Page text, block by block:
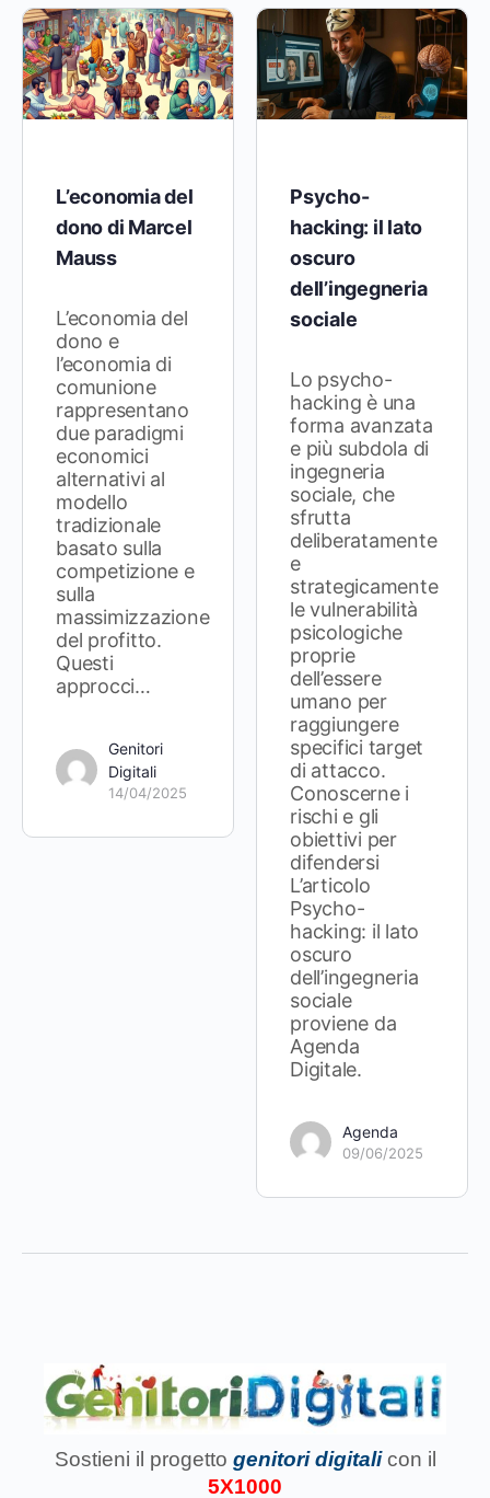
L’economia del
dono di Marcel
Mauss
L’economia del
dono e
l’economia di
comunione
rappresentano
due paradigmi
economici
alternativi al
modello
tradizionale
basato sulla
competizione e
sulla
massimizzazione
del profitto.
Questi
approcci…
Genitori
Digitali
14/04/2025
Psycho-
hacking: il lato
oscuro
dell’ingegneria
sociale
Lo psycho-
hacking è una
forma avanzata
e più subdola di
ingegneria
sociale, che
sfrutta
deliberatamente
e
strategicamente
le vulnerabilità
psicologiche
proprie
dell’essere
umano per
raggiungere
specifici target
di attacco.
Conoscerne i
rischi e gli
obiettivi per
difendersi
L’articolo
Psycho-
hacking: il lato
oscuro
dell’ingegneria
sociale
proviene da
Agenda
Digitale.
Agenda
09/06/2025
Sostieni il progetto genitori digitali con il
5X1000